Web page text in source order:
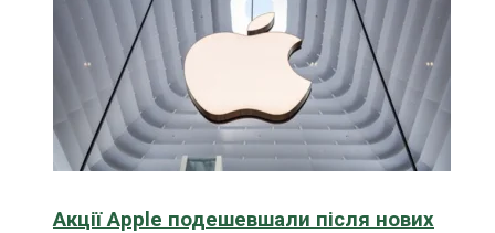
Акції Apple подешевшали після нових